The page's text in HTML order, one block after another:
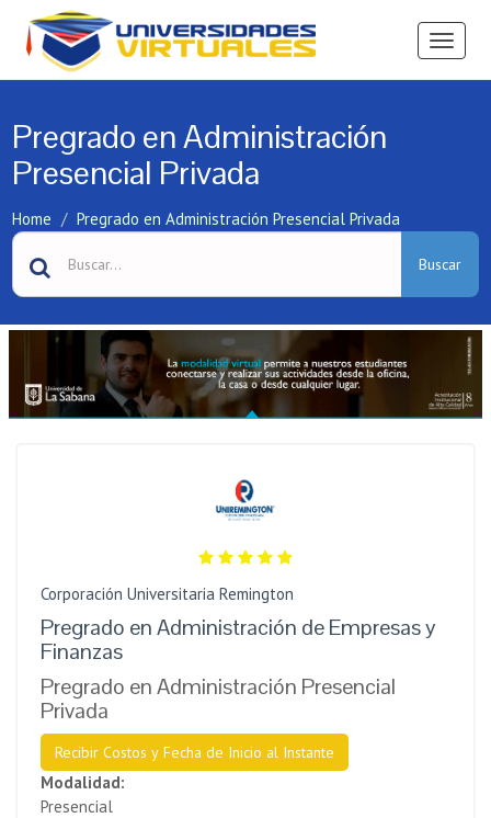
Ver
Pregrado en Administración
Presencial Privada
Home Pregrado en Administración Presencial Privada
Buscar
Corporación Universitaria Remington
Pregrado en Administración de Empresas y
Finanzas
Pregrado en Administración Presencial
Privada
Recibir Costos y Fecha de Inicio al Instante
Modalidad:
Presencial